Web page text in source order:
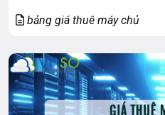
tìm kiếm trên […]
bảng giá thuê máy chủ